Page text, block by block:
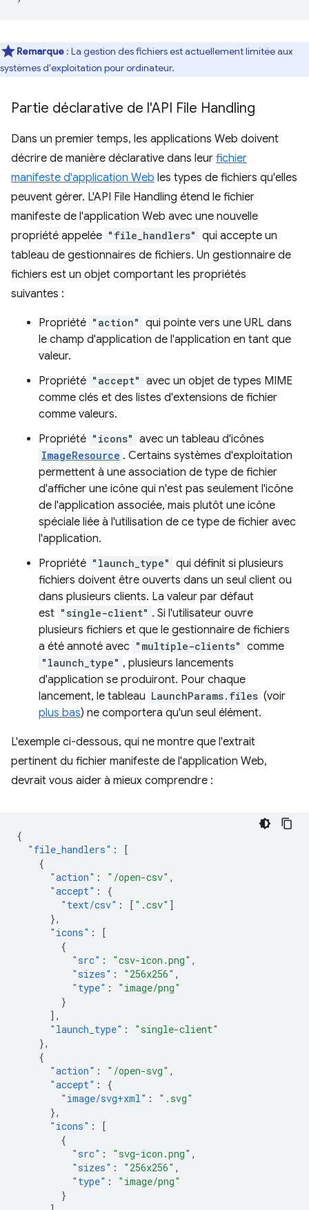
Remarque : La gestion des fichiers est actuellement limitée aux
systèmes d'exploitation pour ordinateur.
Partie déclarative de l'API File Handling
Dans un premier temps, les applications Web doivent
décrire de manière déclarative dans leur fichier
manifeste d'application Web les types de fichiers qu'elles
peuvent gérer. L'API File Handling étend le fichier
manifeste de l'application Web avec une nouvelle
propriété appelée "file_handlers" qui accepte un
tableau de gestionnaires de fichiers. Un gestionnaire de
fichiers est un objet comportant les propriétés
suivantes :
Propriété "action" qui pointe vers une URL dans
le champ d'application de l'application en tant que
valeur.
Propriété "accept" avec un objet de types MIME
comme clés et des listes d'extensions de fichier
comme valeurs.
Propriété "icons" avec un tableau d'icônes
ImageResource . Certains systèmes d'exploitation
permettent à une association de type de fichier
d'afficher une icône qui n'est pas seulement l'icône
de l'application associée, mais plutôt une icône
spéciale liée à l'utilisation de ce type de fichier avec
l'application.
Propriété "launch_type" qui définit si plusieurs
fichiers doivent être ouverts dans un seul client ou
dans plusieurs clients. La valeur par défaut
est "single-client" . Si l'utilisateur ouvre
plusieurs fichiers et que le gestionnaire de fichiers
a été annoté avec "multiple-clients" comme
"launch_type" , plusieurs lancements
d'application se produiront. Pour chaque
lancement, le tableau LaunchParams.files (voir
plus bas) ne comportera qu'un seul élément.
L'exemple ci-dessous, qui ne montre que l'extrait
pertinent du fichier manifeste de l'application Web,
devrait vous aider à mieux comprendre :
{
"file_handlers" :
[
{
"action" : "/open-csv" ,
"accept" :
{
"text/csv" : [ ".csv" ]
},
"icons" :
[
{
"src" : "csv-icon.png" ,
"sizes" : "256x256" ,
"type" :
"image/png"
}
],
"launch_type" :
"single-client"
},
{
"action" : "/open-svg" ,
"accept" :
{
"image/svg+xml" :
".svg"
},
"icons" :
[
{
"src" : "svg-icon.png" ,
"sizes" : "256x256" ,
"type" :
"image/png"
}